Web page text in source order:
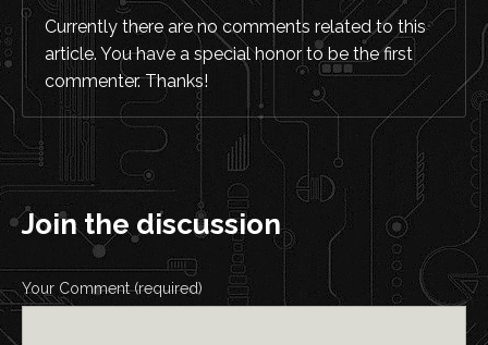
Currently there are no comments related to this
article. You have a special honor to be the first
commenter. Thanks!
Join the discussion
Your Comment (required)